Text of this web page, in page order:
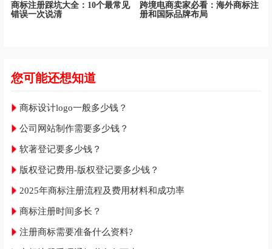
商标注册踩坑大全：10个最常见
错误一次说清
跨境电商卖家必看：海外商标注
册和国际品牌布局
您可能还想知道
商标设计logo一般多少钱？
公司网站制作需要多少钱？
软著登记要多少钱？
版权登记费用-版权登记要多少钱？
2025年商标注册流程及费用材料和成功率
商标注册时间多长？
注册商标需要准备什么资料?